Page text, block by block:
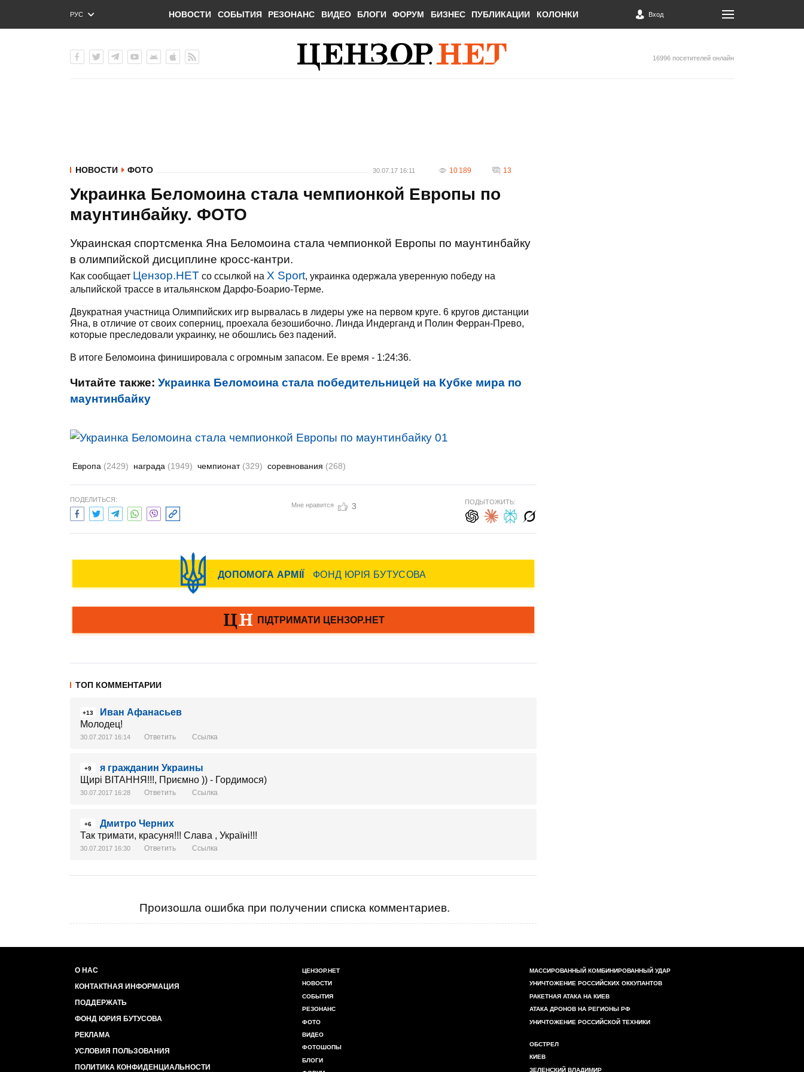
РУС
ENG
НОВОСТИ СОБЫТИЯ РЕЗОНАНС ВИДЕО БЛОГИ ФОРУМ БИЗНЕС ПУБЛИКАЦИИ КОЛОНКИ Вход
16996 посетителей онлайн
НОВОСТИ ФОТО 30.07.17 16:11 10 189 13
Украинка Беломоина стала чемпионкой Европы по
маунтинбайку. ФОТО
Украинская спортсменка Яна Беломоина стала чемпионкой Европы по маунтинбайку
в олимпийской дисциплине кросс-кантри.
Как сообщает Цензор.НЕТ со ссылкой на X Sport, украинка одержала уверенную победу на
альпийской трассе в итальянском Дарфо-Боарио-Терме.
Двукратная участница Олимпийских игр вырвалась в лидеры уже на первом круге. 6 кругов дистанции
Яна, в отличие от своих соперниц, проехала безошибочно. Линда Индерганд и Полин Ферран-Прево,
которые преследовали украинку, не обошлись без падений.
В итоге Беломоина финишировала с огромным запасом. Ее время - 1:24:36.
Читайте также: Украинка Беломоина стала победительницей на Кубке мира по
маунтинбайку
Европа (2429) награда (1949) чемпионат (329) соревнования (268)
ПОДЕЛИТЬСЯ:
Мне нравится 3 ПОДЫТОЖИТЬ:
ТОП КОММЕНТАРИИ
+13
Иван Афанасьев
Молодец!
30.07.2017 16:14 Ответить Ссылка
+9
я гражданин Украины
Щирі ВІТАННЯ!!!, Приємно )) - Гордимося)
30.07.2017 16:28 Ответить Ссылка
+6
Дмитро Черних
Так тримати, красуня!!! Слава , Україні!!!
30.07.2017 16:30 Ответить Ссылка
Произошла ошибка при получении списка комментариев.
О НАС
КОНТАКТНАЯ ИНФОРМАЦИЯ
ПОДДЕРЖАТЬ
ФОНД ЮРИЯ БУТУСОВА
РЕКЛАМА
УСЛОВИЯ ПОЛЬЗОВАНИЯ
ПОЛИТИКА КОНФИДЕНЦИАЛЬНОСТИ
ЦЕНЗОР.НЕТ
НОВОСТИ
СОБЫТИЯ
РЕЗОНАНС
ФОТО
ВИДЕО
ФОТОШОПЫ
БЛОГИ
МАССИРОВАННЫЙ КОМБИНИРОВАННЫЙ УДАР
УНИЧТОЖЕНИЕ РОССИЙСКИХ ОККУПАНТОВ
РАКЕТНАЯ АТАКА НА КИЕВ
АТАКА ДРОНОВ НА РЕГИОНЫ РФ
УНИЧТОЖЕНИЕ РОССИЙСКОЙ ТЕХНИКИ
ОБСТРЕЛ
КИЕВ
ЗЕЛЕНСКИЙ ВЛАДИМИР